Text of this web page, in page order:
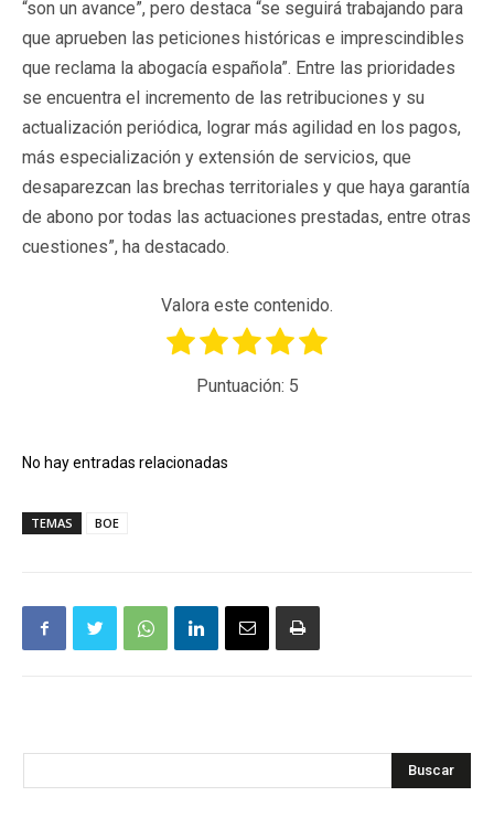
“son un avance”, pero destaca “se seguirá trabajando para
que aprueben las peticiones históricas e imprescindibles
que reclama la abogacía española”. Entre las prioridades
se encuentra el incremento de las retribuciones y su
actualización periódica, lograr más agilidad en los pagos,
más especialización y extensión de servicios, que
desaparezcan las brechas territoriales y que haya garantía
de abono por todas las actuaciones prestadas, entre otras
cuestiones”, ha destacado.
Valora este contenido.
Puntuación: 5
No hay entradas relacionadas
TEMAS BOE
Buscar